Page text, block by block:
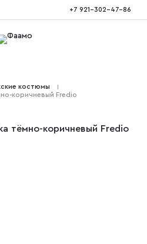
+7 921-302-47-86
костюмы
коричневый Fredio